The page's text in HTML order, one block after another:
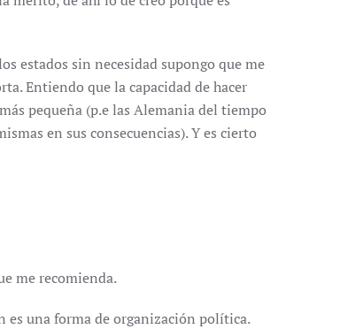
estados sin necesidad supongo que me
Entiendo que la capacidad de hacer
pequeña (p.e las Alemania del tiempo
en sus consecuencias). Y es cierto
me recomienda.
es una forma de organización política.